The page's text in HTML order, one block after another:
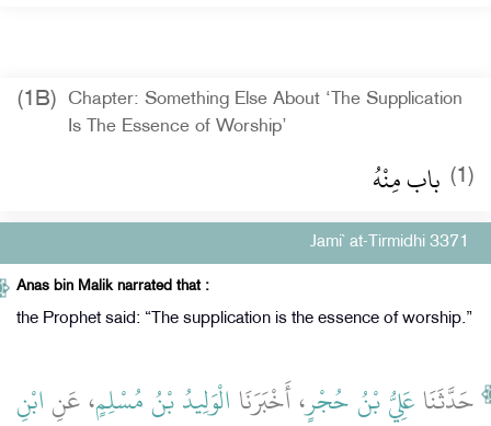
(1B)
Chapter: Something Else About ‘The Supplication
Is The Essence of Worship’
(1) باب مِنْهُ
Jami` at-Tirmidhi 3371
Anas bin Malik narrated that :
the Prophet said: “The supplication is the essence of worship.”
حَدَّثَنَاعَلِيُّ بْنُ حُجْرٍ، أَخْبَرَنَا الْوَلِيدُ بْنُ مُسْلِمٍ، عَنِ ابْنِ